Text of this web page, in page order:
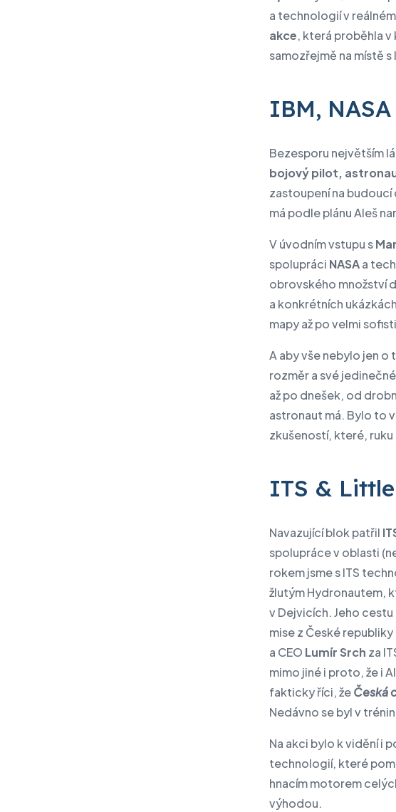
a technologií v
akce, která proběhla v
samozřejmě na místě
IBM,
Bezesporu největším
bojový pilot,
zastoupení na budoucí
má podle plánu Aleš
V úvodním vstupu s
spolupráci NASAa
obrovského množství
a konkrétních
mapy až po velmi
A aby vše nebylo jen
rozměr a své
až po dnešek, od
astronaut má. Bylo to
zkušeností, které, ruku
ITS &
Navazující blok patřil
spolupráce v oblasti
rokem jsme s ITS
žlutým Hydronautem,
v Dejvicích. Jeho
mise z České
a CEO Lumír Srch za
mimo jiné i proto, že i
fakticky říci, žeČeská
Nedávno se byl v
Na akci bylo k vidění i
technologií, které
hnacím motorem
výhodou.